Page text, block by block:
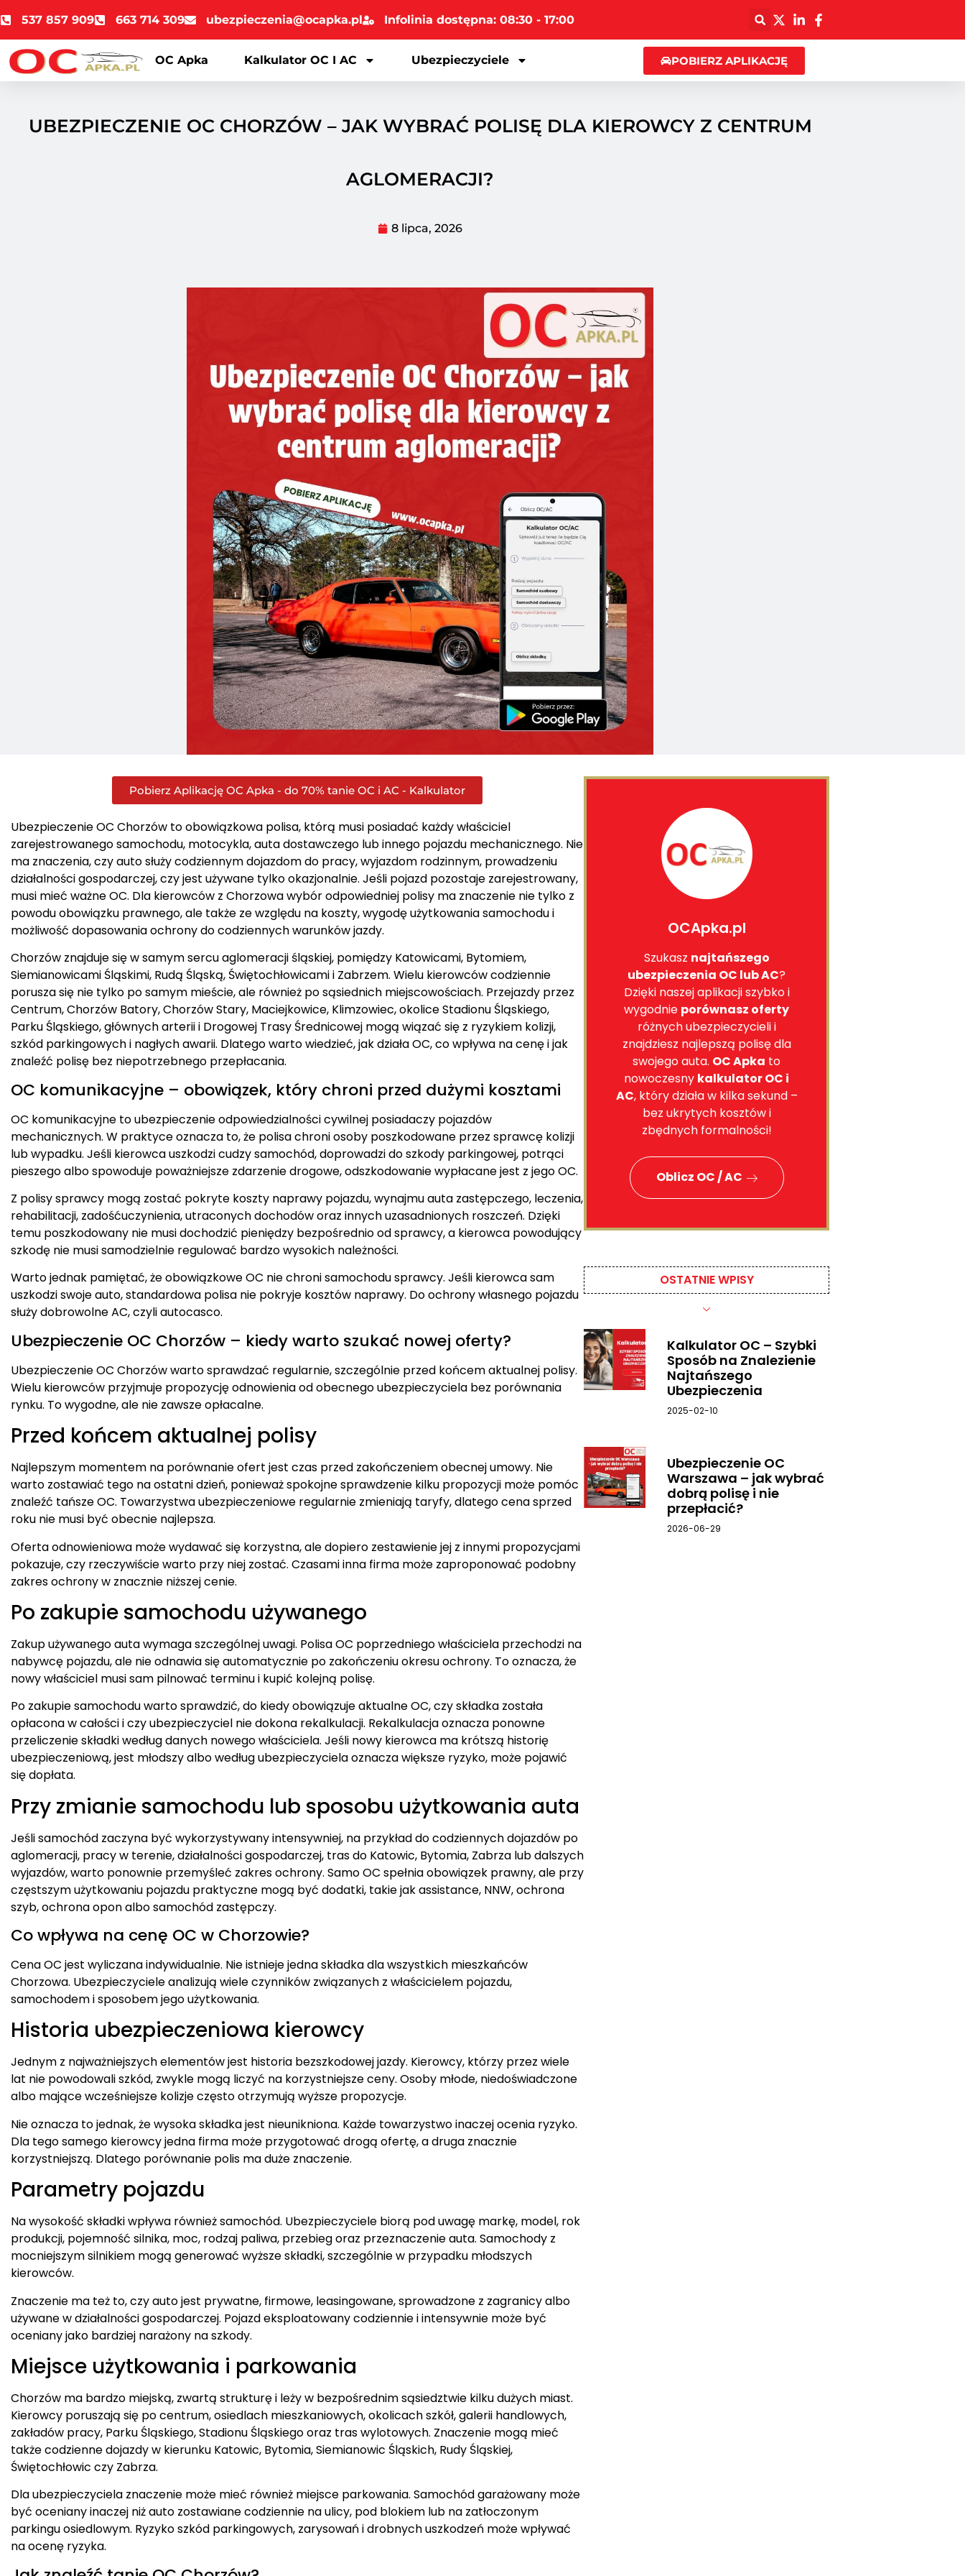
537 857 909 663 714 309 ubezpieczenia@ocapka.pl Infolinia dostępna: 08:30 - 17:00
OC Apka Kalkulator OC I AC Ubezpieczyciele POBIERZ APLIKACJĘ
UBEZPIECZENIE OC CHORZÓW – JAK WYBRAĆ POLISĘ DLA KIEROWCY Z CENTRUM
AGLOMERACJI?
8 lipca, 2026
Pobierz Aplikację OC Apka - do 70% tanie OC i AC - Kalkulator
Ubezpieczenie OC Chorzów to obowiązkowa polisa, którą musi posiadać każdy właściciel
zarejestrowanego samochodu, motocykla, auta dostawczego lub innego pojazdu mechanicznego. Nie
ma znaczenia, czy auto służy codziennym dojazdom do pracy, wyjazdom rodzinnym, prowadzeniu
działalności gospodarczej, czy jest używane tylko okazjonalnie. Jeśli pojazd pozostaje zarejestrowany,
musi mieć ważne OC. Dla kierowców z Chorzowa wybór odpowiedniej polisy ma znaczenie nie tylko z
powodu obowiązku prawnego, ale także ze względu na koszty, wygodę użytkowania samochodu i
możliwość dopasowania ochrony do codziennych warunków jazdy.
Chorzów znajduje się w samym sercu aglomeracji śląskiej, pomiędzy Katowicami, Bytomiem,
Siemianowicami Śląskimi, Rudą Śląską, Świętochłowicami i Zabrzem. Wielu kierowców codziennie
porusza się nie tylko po samym mieście, ale również po sąsiednich miejscowościach. Przejazdy przez
Centrum, Chorzów Batory, Chorzów Stary, Maciejkowice, Klimzowiec, okolice Stadionu Śląskiego,
Parku Śląskiego, głównych arterii i Drogowej Trasy Średnicowej mogą wiązać się z ryzykiem kolizji,
szkód parkingowych i nagłych awarii. Dlatego warto wiedzieć, jak działa OC, co wpływa na cenę i jak
znaleźć polisę bez niepotrzebnego przepłacania.
OC komunikacyjne – obowiązek, który chroni przed dużymi kosztami
OC komunikacyjne to ubezpieczenie odpowiedzialności cywilnej posiadaczy pojazdów
mechanicznych. W praktyce oznacza to, że polisa chroni osoby poszkodowane przez sprawcę kolizji
lub wypadku. Jeśli kierowca uszkodzi cudzy samochód, doprowadzi do szkody parkingowej, potrąci
pieszego albo spowoduje poważniejsze zdarzenie drogowe, odszkodowanie wypłacane jest z jego OC.
Z polisy sprawcy mogą zostać pokryte koszty naprawy pojazdu, wynajmu auta zastępczego, leczenia,
rehabilitacji, zadośćuczynienia, utraconych dochodów oraz innych uzasadnionych roszczeń. Dzięki
temu poszkodowany nie musi dochodzić pieniędzy bezpośrednio od sprawcy, a kierowca powodujący
szkodę nie musi samodzielnie regulować bardzo wysokich należności.
Warto jednak pamiętać, że obowiązkowe OC nie chroni samochodu sprawcy. Jeśli kierowca sam
uszkodzi swoje auto, standardowa polisa nie pokryje kosztów naprawy. Do ochrony własnego pojazdu
służy dobrowolne AC, czyli autocasco.
Ubezpieczenie OC Chorzów – kiedy warto szukać nowej oferty?
Ubezpieczenie OC Chorzów warto sprawdzać regularnie, szczególnie przed końcem aktualnej polisy.
Wielu kierowców przyjmuje propozycję odnowienia od obecnego ubezpieczyciela bez porównania
rynku. To wygodne, ale nie zawsze opłacalne.
Przed końcem aktualnej polisy
Najlepszym momentem na porównanie ofert jest czas przed zakończeniem obecnej umowy. Nie
warto zostawiać tego na ostatni dzień, ponieważ spokojne sprawdzenie kilku propozycji może pomóc
znaleźć tańsze OC. Towarzystwa ubezpieczeniowe regularnie zmieniają taryfy, dlatego cena sprzed
roku nie musi być obecnie najlepsza.
Oferta odnowieniowa może wydawać się korzystna, ale dopiero zestawienie jej z innymi propozycjami
pokazuje, czy rzeczywiście warto przy niej zostać. Czasami inna firma może zaproponować podobny
zakres ochrony w znacznie niższej cenie.
Po zakupie samochodu używanego
Zakup używanego auta wymaga szczególnej uwagi. Polisa OC poprzedniego właściciela przechodzi na
nabywcę pojazdu, ale nie odnawia się automatycznie po zakończeniu okresu ochrony. To oznacza, że
nowy właściciel musi sam pilnować terminu i kupić kolejną polisę.
Po zakupie samochodu warto sprawdzić, do kiedy obowiązuje aktualne OC, czy składka została
opłacona w całości i czy ubezpieczyciel nie dokona rekalkulacji. Rekalkulacja oznacza ponowne
przeliczenie składki według danych nowego właściciela. Jeśli nowy kierowca ma krótszą historię
ubezpieczeniową, jest młodszy albo według ubezpieczyciela oznacza większe ryzyko, może pojawić
się dopłata.
Przy zmianie samochodu lub sposobu użytkowania auta
Jeśli samochód zaczyna być wykorzystywany intensywniej, na przykład do codziennych dojazdów po
aglomeracji, pracy w terenie, działalności gospodarczej, tras do Katowic, Bytomia, Zabrza lub dalszych
wyjazdów, warto ponownie przemyśleć zakres ochrony. Samo OC spełnia obowiązek prawny, ale przy
częstszym użytkowaniu pojazdu praktyczne mogą być dodatki, takie jak assistance, NNW, ochrona
szyb, ochrona opon albo samochód zastępczy.
Co wpływa na cenę OC w Chorzowie?
Cena OC jest wyliczana indywidualnie. Nie istnieje jedna składka dla wszystkich mieszkańców
Chorzowa. Ubezpieczyciele analizują wiele czynników związanych z właścicielem pojazdu,
samochodem i sposobem jego użytkowania.
Historia ubezpieczeniowa kierowcy
Jednym z najważniejszych elementów jest historia bezszkodowej jazdy. Kierowcy, którzy przez wiele
lat nie powodowali szkód, zwykle mogą liczyć na korzystniejsze ceny. Osoby młode, niedoświadczone
albo mające wcześniejsze kolizje często otrzymują wyższe propozycje.
Nie oznacza to jednak, że wysoka składka jest nieunikniona. Każde towarzystwo inaczej ocenia ryzyko.
Dla tego samego kierowcy jedna firma może przygotować drogą ofertę, a druga znacznie
korzystniejszą. Dlatego porównanie polis ma duże znaczenie.
Parametry pojazdu
Na wysokość składki wpływa również samochód. Ubezpieczyciele biorą pod uwagę markę, model, rok
produkcji, pojemność silnika, moc, rodzaj paliwa, przebieg oraz przeznaczenie auta. Samochody z
mocniejszym silnikiem mogą generować wyższe składki, szczególnie w przypadku młodszych
kierowców.
Znaczenie ma też to, czy auto jest prywatne, firmowe, leasingowane, sprowadzone z zagranicy albo
używane w działalności gospodarczej. Pojazd eksploatowany codziennie i intensywnie może być
oceniany jako bardziej narażony na szkody.
Miejsce użytkowania i parkowania
Chorzów ma bardzo miejską, zwartą strukturę i leży w bezpośrednim sąsiedztwie kilku dużych miast.
Kierowcy poruszają się po centrum, osiedlach mieszkaniowych, okolicach szkół, galerii handlowych,
zakładów pracy, Parku Śląskiego, Stadionu Śląskiego oraz tras wylotowych. Znaczenie mogą mieć
także codzienne dojazdy w kierunku Katowic, Bytomia, Siemianowic Śląskich, Rudy Śląskiej,
Świętochłowic czy Zabrza.
Dla ubezpieczyciela znaczenie może mieć również miejsce parkowania. Samochód garażowany może
być oceniany inaczej niż auto zostawiane codziennie na ulicy, pod blokiem lub na zatłoczonym
parkingu osiedlowym. Ryzyko szkód parkingowych, zarysowań i drobnych uszkodzeń może wpływać
na ocenę ryzyka.
OCApka.pl
Szukasz najtańszego
ubezpieczenia OC lub AC?
Dzięki naszej aplikacji szybko i
wygodnie porównasz oferty
różnych ubezpieczycieli i
znajdziesz najlepszą polisę dla
swojego auta. OC Apka to
nowoczesny kalkulator OC i
AC, który działa w kilka sekund –
bez ukrytych kosztów i
zbędnych formalności!
Oblicz OC / AC
OSTATNIE WPISY​
Kalkulator OC – Szybki
Sposób na Znalezienie
Najtańszego
Ubezpieczenia
2025-02-10
Ubezpieczenie OC
Warszawa – jak wybrać
dobrą polisę i nie
przepłacić?
2026-06-29